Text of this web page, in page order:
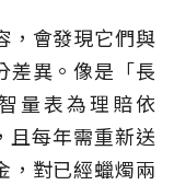
，會發現它們與
差異。像是「長
量表為理賠依
且每年需重新送
，對已經蠟燭兩